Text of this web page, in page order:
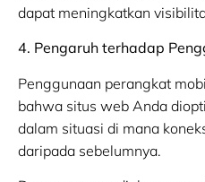
dapat meningkatkan
4. Pengaruh terhadap
Penggunaan perangkat
bahwa situs web Anda
dalam situasi di mana
daripada sebelumnya.